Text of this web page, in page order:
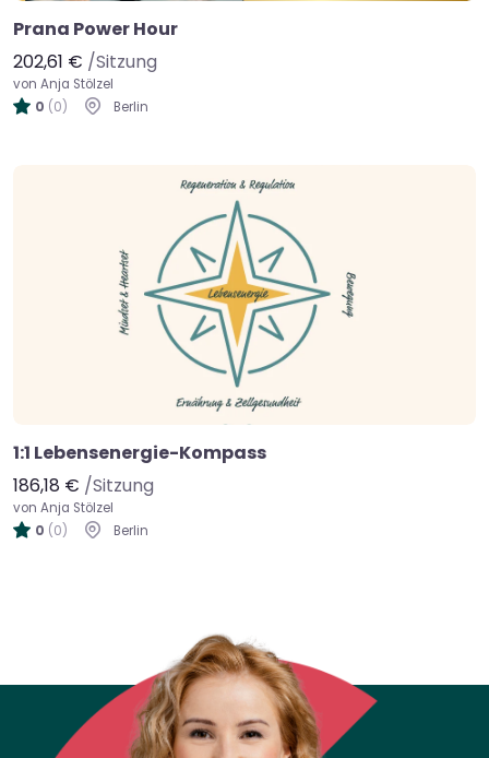
Prana Power Hour
202,61 € /Sitzung
von Anja Stölzel
0 (0) Berlin
1:1 Lebensenergie-Kompass
186,18 € /Sitzung
von Anja Stölzel
0 (0) Berlin